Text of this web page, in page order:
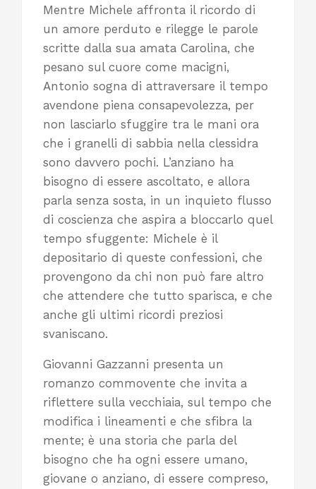
Mentre Michele affronta il ricordo di
un amore perduto e rilegge le parole
scritte dalla sua amata Carolina, che
pesano sul cuore come macigni,
Antonio sogna di attraversare il tempo
avendone piena consapevolezza, per
non lasciarlo sfuggire tra le mani ora
che i granelli di sabbia nella clessidra
sono davvero pochi. L’anziano ha
bisogno di essere ascoltato, e allora
parla senza sosta, in un inquieto flusso
di coscienza che aspira a bloccarlo quel
tempo sfuggente: Michele è il
depositario di queste confessioni, che
provengono da chi non può fare altro
che attendere che tutto sparisca, e che
anche gli ultimi ricordi preziosi
svaniscano.
Giovanni Gazzanni presenta un
romanzo commovente che invita a
riflettere sulla vecchiaia, sul tempo che
modifica i lineamenti e che sfibra la
mente; è una storia che parla del
bisogno che ha ogni essere umano,
giovane o anziano, di essere compreso,